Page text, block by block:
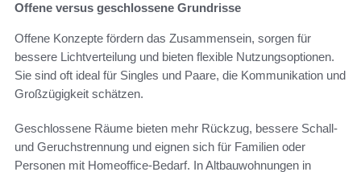
Offene versus geschlossene Grundrisse
Offene Konzepte fördern das Zusammensein, sorgen für
bessere Lichtverteilung und bieten flexible Nutzungsoptionen.
Sie sind oft ideal für Singles und Paare, die Kommunikation und
Großzügigkeit schätzen.
Geschlossene Räume bieten mehr Rückzug, bessere Schall-
und Geruchstrennung und eignen sich für Familien oder
Personen mit Homeoffice-Bedarf. In Altbauwohnungen in